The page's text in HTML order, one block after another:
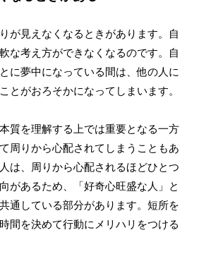
が見えなくなるときがあります。自
な考え方ができなくなるのです。自
に夢中になっている間は、他の人に
とがおろそかになってしまいます。
質を理解する上では重要となる一方
周りから心配されてしまうこともあ
は、周りから心配されるほどひとつ
があるため、「好奇心旺盛な人」と
通している部分があります。短所を
間を決めて行動にメリハリをつける